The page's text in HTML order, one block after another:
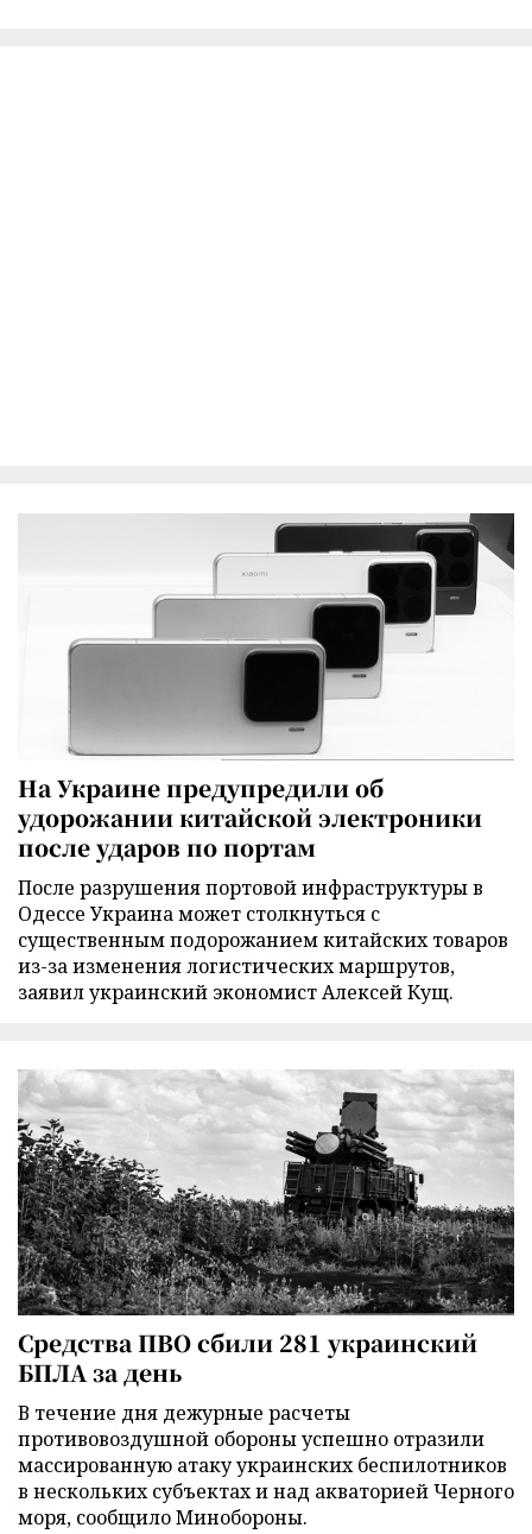
На Украине предупредили об
удорожании китайской электроники
после ударов по портам
После разрушения портовой инфраструктуры в
Одессе Украина может столкнуться с
существенным подорожанием китайских товаров
из-за изменения логистических маршрутов,
заявил украинский экономист Алексей Кущ.
Средства ПВО сбили 281 украинский
БПЛА за день
В течение дня дежурные расчеты
противовоздушной обороны успешно отразили
массированную атаку украинских беспилотников
в нескольких субъектах и над акваторией Черного
моря, сообщило Минобороны.